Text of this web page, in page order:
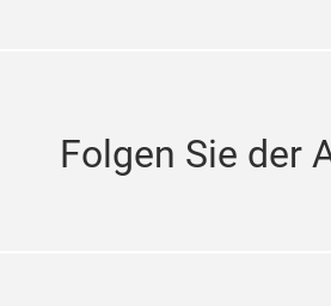
Folgen Sie der